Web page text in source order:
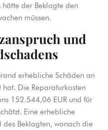
der Beklagte den
müssen.
und
erhebliche Schäden an
Die Reparaturkosten
152.544,06 EUR und für
Eine erhebliche
des Beklagten, wonach die